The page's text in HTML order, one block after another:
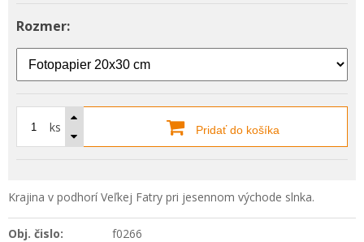
Rozmer:
ks Pridať do košíka
Krajina v podhorí Veľkej Fatry pri jesennom východe slnka.
Obj. čislo: f0266